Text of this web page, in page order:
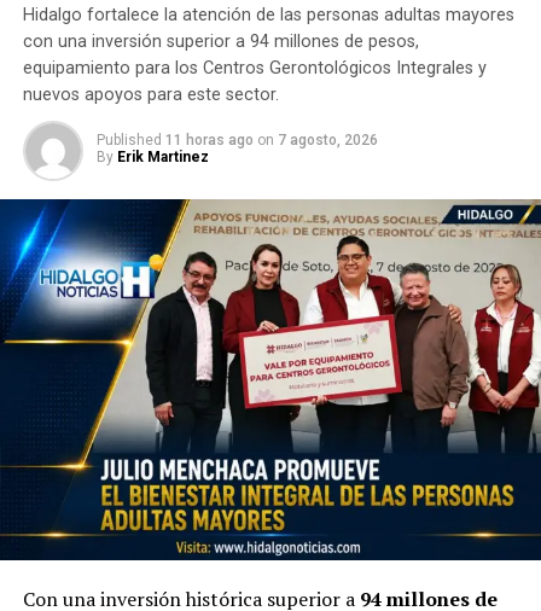
Hidalgo fortalece la atención de las personas adultas mayores
con una inversión superior a 94 millones de pesos,
equipamiento para los Centros Gerontológicos Integrales y
nuevos apoyos para este sector.
Published 11 horas ago on 7 agosto, 2026
By Erik Martinez
Con una inversión histórica superior a 94 millones de